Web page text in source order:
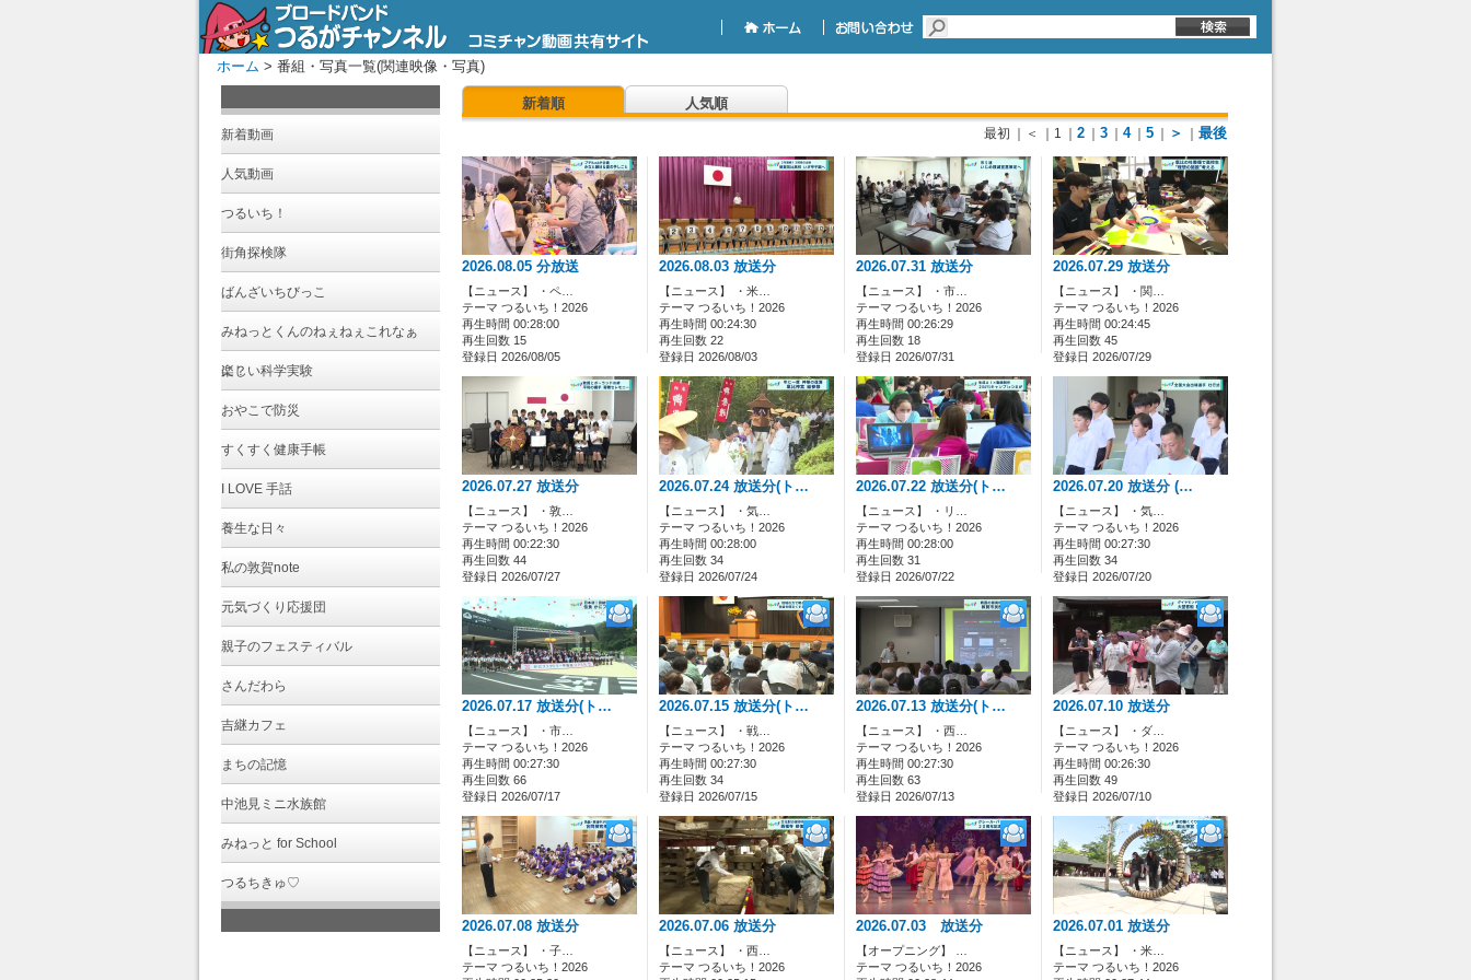
ホーム > 番組・写真一覧(関連映像・写真)
新着動画
人気動画
つるいち！
街角探検隊
ばんざいちびっこ
みねっとくんのねぇねぇこれなぁ
に？
楽しい科学実験
おやこで防災
すくすく健康手帳
I LOVE 手話
養生な日々
私の敦賀note
元気づくり応援団
親子のフェスティバル
さんだわら
吉継カフェ
まちの記憶
中池見ミニ水族館
みねっと for School
つるちきゅ♡
新着順 人気順
最初 ｜＜ ｜1 2 3 4 5 ＞ 最後
2026.08.05 分放送
【ニュース】 ・ペ…
テーマ つるいち！2026
再生時間 00:28:00
再生回数 15
登録日 2026/08/05
2026.08.03 放送分
【ニュース】 ・米…
テーマ つるいち！2026
再生時間 00:24:30
再生回数 22
登録日 2026/08/03
2026.07.31 放送分
【ニュース】 ・市…
テーマ つるいち！2026
再生時間 00:26:29
再生回数 18
登録日 2026/07/31
2026.07.29 放送分
【ニュース】 ・関…
テーマ つるいち！2026
再生時間 00:24:45
再生回数 45
登録日 2026/07/29
2026.07.27 放送分
【ニュース】 ・敦…
テーマ つるいち！2026
再生時間 00:22:30
再生回数 44
登録日 2026/07/27
2026.07.24 放送分(ト…
【ニュース】 ・気…
テーマ つるいち！2026
再生時間 00:28:00
再生回数 34
登録日 2026/07/24
2026.07.22 放送分(ト…
【ニュース】 ・リ…
テーマ つるいち！2026
再生時間 00:28:00
再生回数 31
登録日 2026/07/22
2026.07.20 放送分 (…
【ニュース】 ・気…
テーマ つるいち！2026
再生時間 00:27:30
再生回数 34
登録日 2026/07/20
2026.07.17 放送分(ト…
【ニュース】 ・市…
テーマ つるいち！2026
再生時間 00:27:30
再生回数 66
登録日 2026/07/17
2026.07.15 放送分(ト…
【ニュース】 ・戦…
テーマ つるいち！2026
再生時間 00:27:30
再生回数 34
登録日 2026/07/15
2026.07.13 放送分(ト…
【ニュース】 ・西…
テーマ つるいち！2026
再生時間 00:27:30
再生回数 63
登録日 2026/07/13
2026.07.10 放送分
【ニュース】 ・ダ…
テーマ つるいち！2026
再生時間 00:26:30
再生回数 49
登録日 2026/07/10
2026.07.08 放送分
【ニュース】 ・子…
テーマ つるいち！2026
2026.07.06 放送分
【ニュース】 ・西…
テーマ つるいち！2026
2026.07.03 放送分
【オープニング】 …
テーマ つるいち！2026
2026.07.01 放送分
【ニュース】 ・米…
テーマ つるいち！2026